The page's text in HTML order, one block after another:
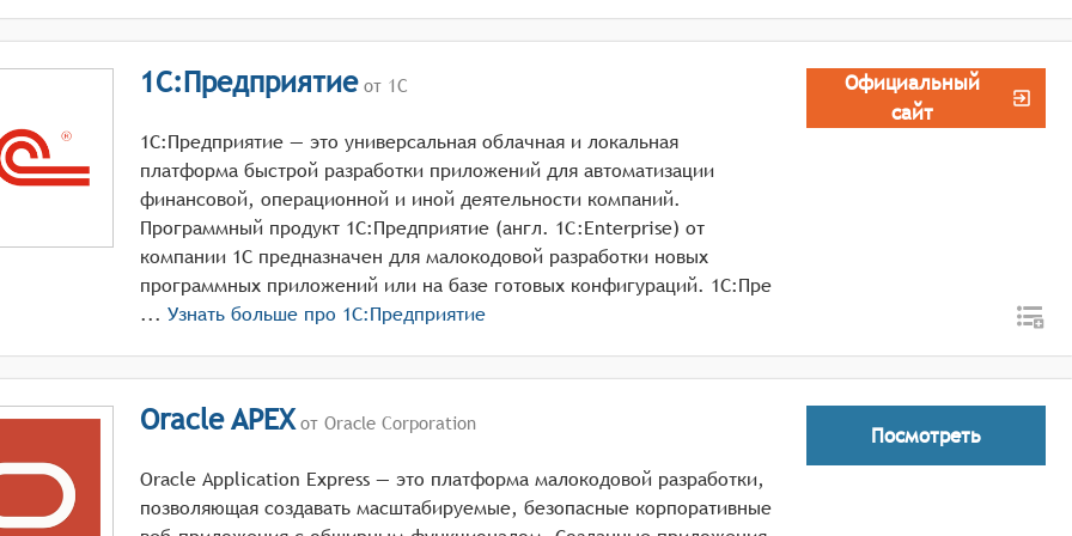
1С:Предприятиеот 1С
1С:Предприятие — это универсальная облачная и локальная
платформа быстрой разработки приложений для автоматизации
финансовой, операционной и иной деятельности компаний.
Программный продукт 1С:Предприятие (англ. 1C:Enterprise) от
компании 1С предназначен для малокодовой разработки новых
программных приложений или на базе готовых конфигураций. 1С:Пре
... Узнать больше про 1С:Предприятие
Официальный
сайт
Oracle APEXот Oracle Corporation
Oracle Application Express — это платформа малокодовой разработки,
позволяющая создавать масштабируемые, безопасные корпоративные
Посмотреть